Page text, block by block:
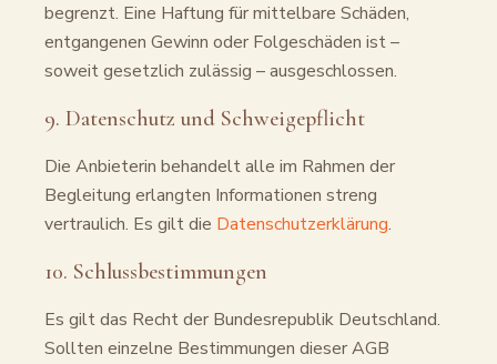
begrenzt. Eine Haftung für mittelbare Schäden,
entgangenen Gewinn oder Folgeschäden ist –
soweit gesetzlich zulässig – ausgeschlossen.
9. Datenschutz und Schweigepflicht
Die Anbieterin behandelt alle im Rahmen der
Begleitung erlangten Informationen streng
vertraulich. Es gilt die Datenschutzerklärung.
10. Schlussbestimmungen
Es gilt das Recht der Bundesrepublik Deutschland.
Sollten einzelne Bestimmungen dieser AGB